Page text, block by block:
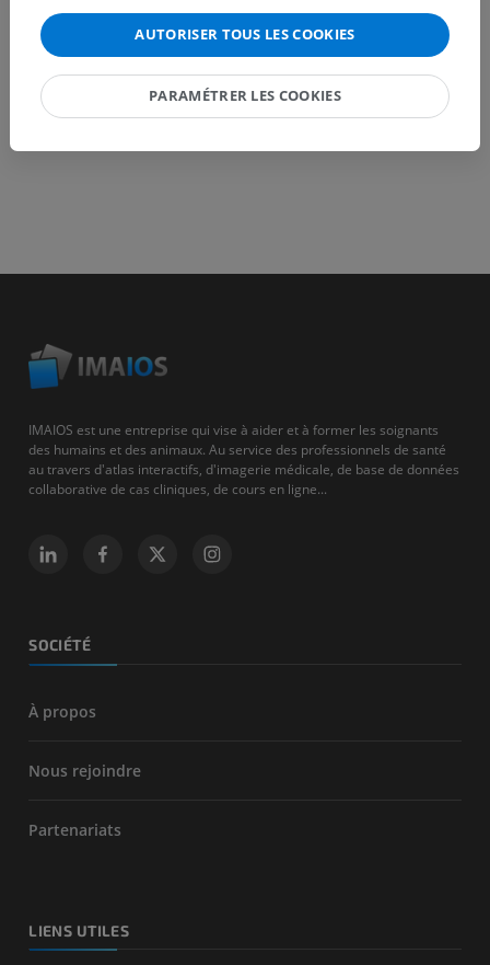
TÉLÉCHARGEZ L'APPLI
IMAIOS est une entreprise qui vise à aider et à former les soignants
des humains et des animaux. Au service des professionnels de santé
au travers d'atlas interactifs, d'imagerie médicale, de base de données
collaborative de cas cliniques, de cours en ligne...
SOCIÉTÉ
À propos
Nous rejoindre
Partenariats
LIENS UTILES
AUTORISER TOUS LES COOKIES
PARAMÉTRER LES COOKIES